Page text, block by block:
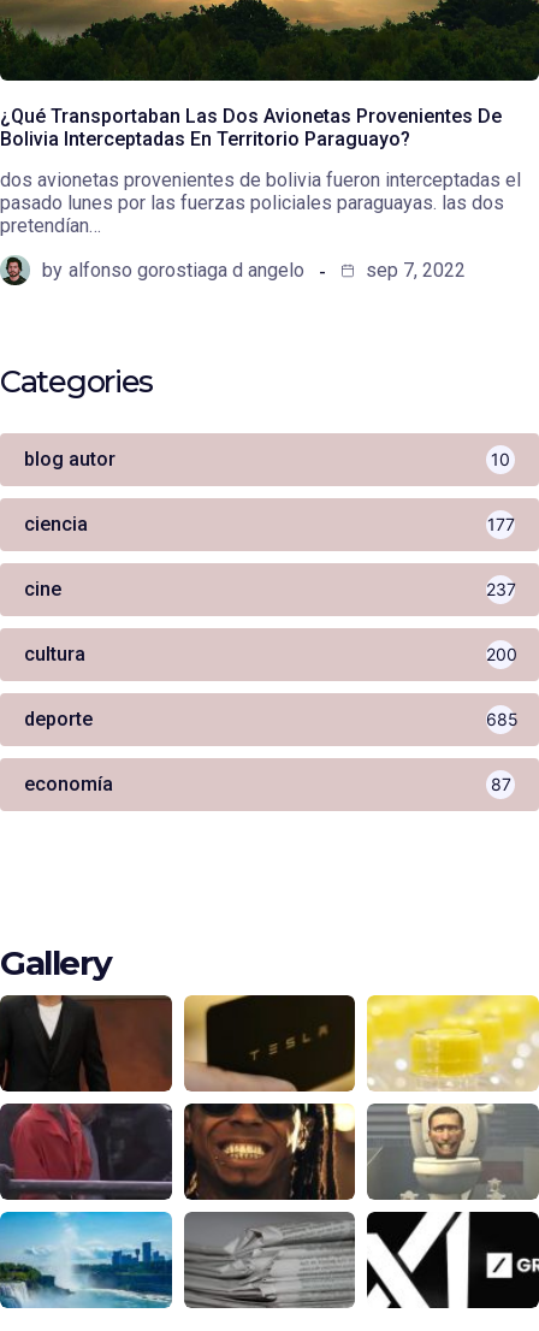
¿Qué Transportaban Las Dos Avionetas Provenientes De
Bolivia Interceptadas En Territorio Paraguayo?
dos avionetas provenientes de bolivia fueron interceptadas el
pasado lunes por las fuerzas policiales paraguayas. las dos
pretendían…
by alfonso gorostiaga d angelo sep 7, 2022
Categories
blog autor 10
ciencia 177
cine 237
cultura 200
deporte 685
economía 87
Gallery